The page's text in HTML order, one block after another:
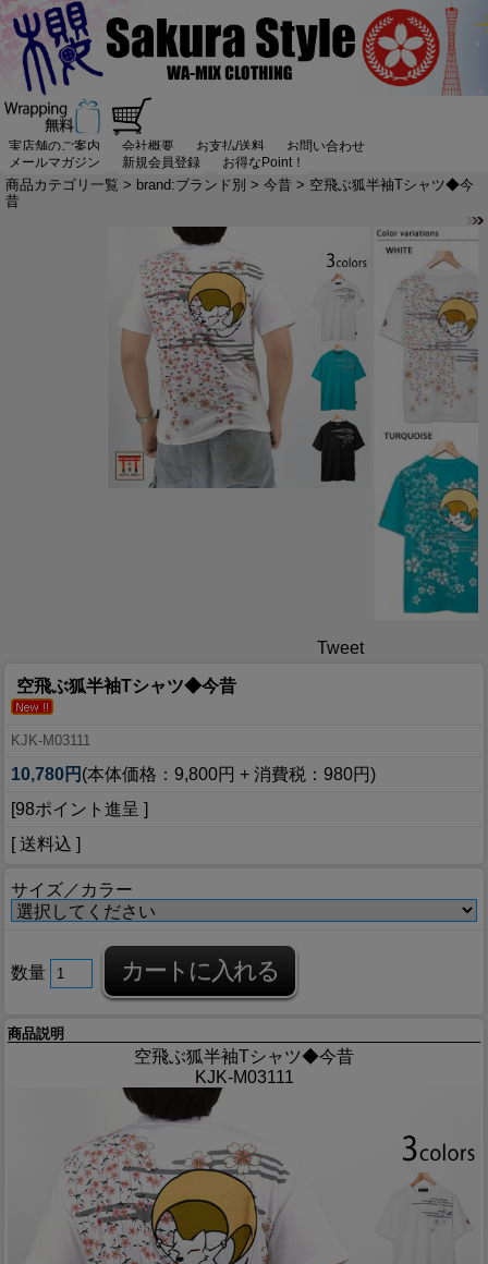
実店舗のご案内 会社概要 お支払/送料
お問い合わせ
メールマガジン
新規会員登録 お得なPoint！
商品カテゴリ一覧 > brand:ブランド別 > 今昔 > 空飛ぶ狐半袖Tシャツ◆今
昔
Tweet
空飛ぶ狐半袖Tシャツ◆今昔
KJK-M03111
10,780円 (本体価格：9,800円 + 消費税：980円)
[98ポイント進呈 ]
[ 送料込 ]
サイズ／カラー
数量
商品説明
空飛ぶ狐半袖Tシャツ◆今昔
KJK-M03111